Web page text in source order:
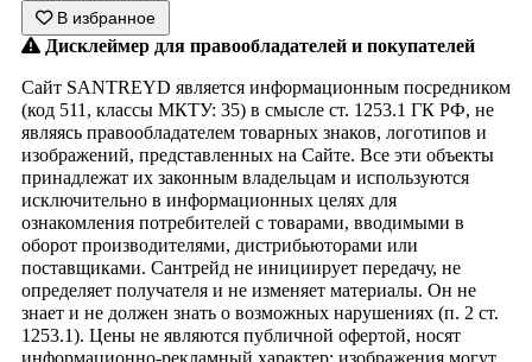
В избранное
Дисклеймер для правообладателей и покупателей
Сайт SANTREYD является информационным посредником
(код 511, классы МКТУ: 35) в смысле ст. 1253.1 ГК РФ, не
являясь правообладателем товарных знаков, логотипов и
изображений, представленных на Сайте. Все эти объекты
принадлежат их законным владельцам и используются
исключительно в информационных целях для
ознакомления потребителей с товарами, вводимыми в
оборот производителями, дистрибьюторами или
поставщиками. Сантрейд не инициирует передачу, не
определяет получателя и не изменяет материалы. Он не
знает и не должен знать о возможных нарушениях (п. 2 ст.
1253.1). Цены не являются публичной офертой, носят
информационно-рекламный характер; изображения могут